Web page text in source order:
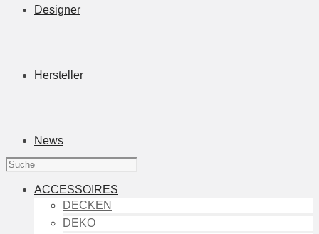
Designer
Hersteller
News
ACCESSOIRES
DECKEN
DEKO